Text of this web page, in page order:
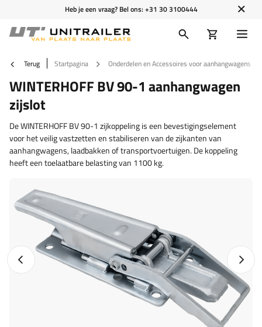
Heb je een vraag? Bel ons:+31 30 3100444
Terug Startpagina Onderdelen en Accessoires voor aanhangwagens
WINTERHOFF BV 90-1 aanhangwagen
zijslot
De WINTERHOFF BV 90-1 zijkoppeling is een bevestigingselement
voor het veilig vastzetten en stabiliseren van de zijkanten van
aanhangwagens, laadbakken of transportvoertuigen. De koppeling
heeft een toelaatbare belasting van 1100 kg.
Vorige foto